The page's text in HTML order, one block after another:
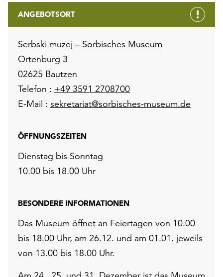
ANGEBOTSORT
Serbski muzej – Sorbisches Museum
Ortenburg 3
02625 Bautzen
Telefon : +49 3591 2708700
E-Mail : sekretariat@sorbisches-museum.de
ÖFFNUNGSZEITEN
Dienstag bis Sonntag
10.00 bis 18.00 Uhr
BESONDERE INFORMATIONEN
Das Museum öffnet an Feiertagen von 10.00
bis 18.00 Uhr, am 26.12. und am 01.01. jeweils
von 13.00 bis 18.00 Uhr.